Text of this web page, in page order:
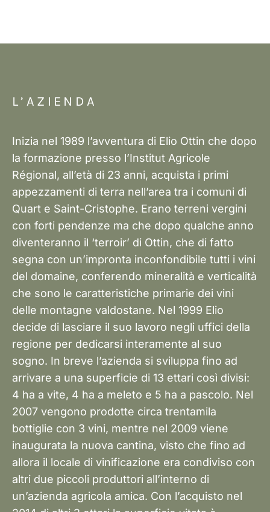
L’AZIENDA
Inizia nel 1989 l’avventura di Elio Ottin che dopo
la formazione presso l’Institut Agricole
Régional, all’età di 23 anni, acquista i primi
appezzamenti di terra nell’area tra i comuni di
Quart e Saint-Cristophe. Erano terreni vergini
con forti pendenze ma che dopo qualche anno
diventeranno il ‘terroir’ di Ottin, che di fatto
segna con un’impronta inconfondibile tutti i vini
del domaine, conferendo mineralità e verticalità
che sono le caratteristiche primarie dei vini
delle montagne valdostane. Nel 1999 Elio
decide di lasciare il suo lavoro negli uffici della
regione per dedicarsi interamente al suo
sogno. In breve l’azienda si sviluppa fino ad
arrivare a una superficie di 13 ettari così divisi:
4 ha a vite, 4 ha a meleto e 5 ha a pascolo. Nel
2007 vengono prodotte circa trentamila
bottiglie con 3 vini, mentre nel 2009 viene
inaugurata la nuova cantina, visto che fino ad
allora il locale di vinificazione era condiviso con
altri due piccoli produttori all’interno di
un’azienda agricola amica. Con l’acquisto nel